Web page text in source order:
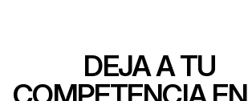
DEJA A TU